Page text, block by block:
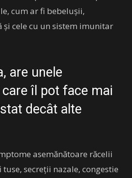
cum ar fi bebeluşii,
şi cele cu un sistem imunitar
are unele
îl pot face mai
decât alte
asemănătoare răcelii
secreţii nazale, congestie